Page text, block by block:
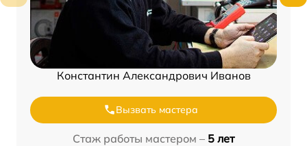
Константин Александрович Иванов
Вызвать мастера
Стаж работы мастером – 5 лет